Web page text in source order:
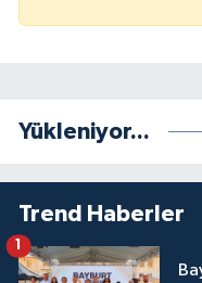
Yükleniyor...
Trend Haberler